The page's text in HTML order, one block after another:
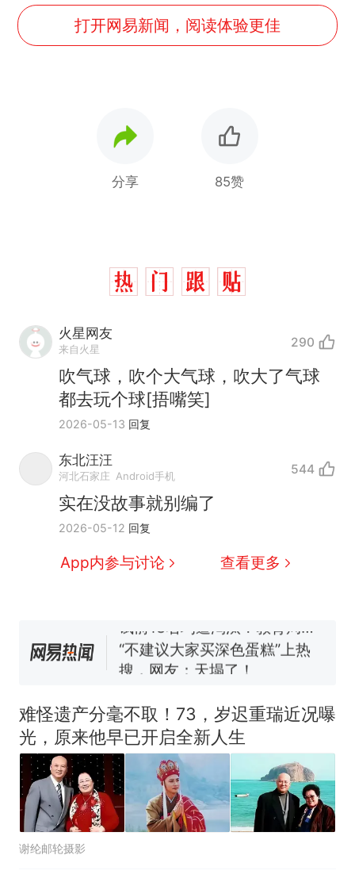
打开网易新闻，阅读体验更佳
分享 85赞
火星网友
来自火星 290
吹气球，吹个大气球，吹大了气球
都去玩个球[捂嘴笑]
2026-05-13 回复
东北汪汪
河北石家庄 Android手机 544
实在没故事就别编了
2026-05-12 回复
App内参与讨论 查看更多
热 那个在床头放菜刀的女孩，
因老师一句“跟我回家”改写了
人生
新
搬家报价570元，搬到楼下
交5060元才肯搬上楼！女子傻
眼了……
空调24小时开着反而更省电？
已叫停招聘，成立调查组全面
核查
“不建议大家买深色蛋糕”上热
搜，网友：天塌了！
汁，致多名乘客在飞行途中排
队上厕所！乘客：机上100多
人只有2个厕所；客服回应：并
非每架飞机都会发放西梅汁
热
那个在床头放菜刀的女孩，
因老师一句“跟我回家”改写了
人生
难怪遗产分毫不取！73，岁迟重瑞近况曝
光，原来他早已开启全新人生
谢纶邮轮摄影